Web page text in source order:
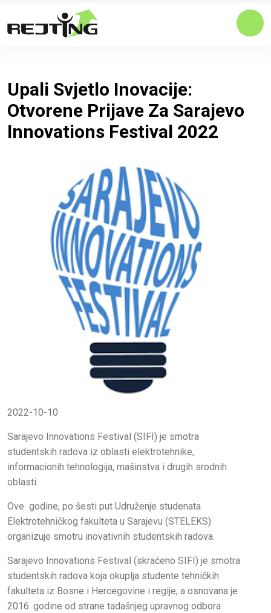
Upali Svjetlo Inovacije:
Otvorene Prijave Za Sarajevo
Innovations Festival 2022
2022-10-10
Sarajevo Innovations Festival (SIFI) je smotra
studentskih radova iz oblasti elektrotehnike,
informacionih tehnologija, mašinstva i drugih srodnih
oblasti.
Ove godine, po šesti put Udruženje studenata
Elektrotehničkog fakulteta u Sarajevu (STELEKS)
organizuje smotru inovativnih studentskih radova.
Sarajevo Innovations Festival (skraćeno SIFI) je smotra
studentskih radova koja okuplja studente tehničkih
fakulteta iz Bosne i Hercegovine i regije, a osnovana je
2016. godine od strane tadašnjeg upravnog odbora